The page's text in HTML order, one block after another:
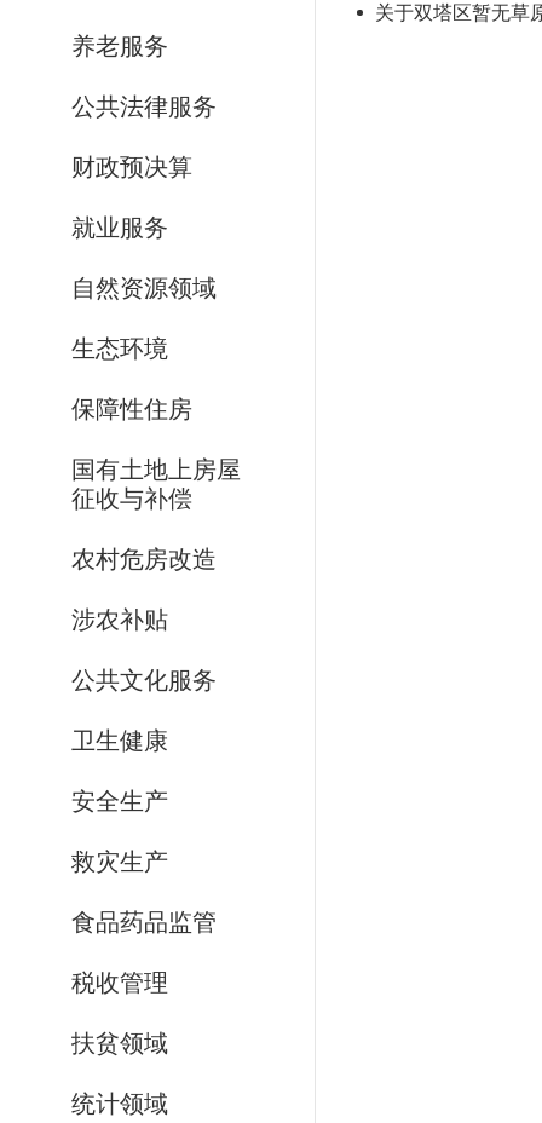
养老服务
公共法律服务
财政预决算
就业服务
自然资源领域
生态环境
保障性住房
国有土地上房屋
征收与补偿
农村危房改造
涉农补贴
公共文化服务
卫生健康
安全生产
救灾生产
食品药品监管
税收管理
扶贫领域
统计领域
关于双塔区暂无草